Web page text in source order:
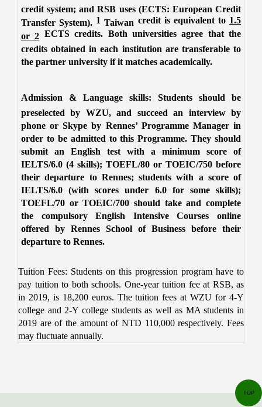
credit system; and RSB uses (ECTS: European Credit
Transfer System). 1Taiwan credit is equivalent to 1.5
or 2 ECTS credits. Both universities agree that the
credits obtained in each institution are transferable to
the partner university if it matches academically.
Admission & Language skills: Students should be
preselected by WZU, and succeed an interview by
phone or Skype by Rennes’ Programme Manager in
order to be admitted to this Programme. They should
submit an English test with a minimum score of
IELTS/6.0 (4 skills); TOEFL/80 or TOEIC/750 before
their departure to Rennes; students with a score of
IELTS/6.0 (with scores under 6.0 for some skills);
TOEFL/70 or TOEIC/700 should take and complete
the compulsory English Intensive Courses online
offered by Rennes School of Business before their
departure to Rennes.
Tuition Fees: Students on this progression program have to
pay tuition to both schools. One-year tuition fee at RSB, as
in 2019, is 18,200 euros. The tuition fees at WZU for 4-Y
college and 2-Y college students as well as MA students in
2019 are of the amount of NTD 110,000 respectively. Fees
may fluctuate annually.
TOP